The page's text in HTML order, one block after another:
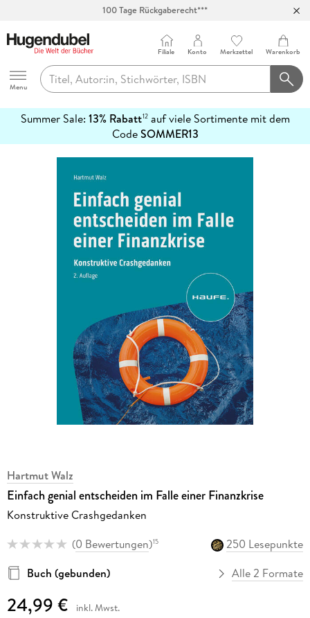
100 Tage Rückgaberecht***
Hugendubel
Menu
Filiale Konto Merkzettel Warenkorb
Summer Sale: 13% Rabatt12auf viele Sortimente mit dem
CodeSOMMER13
erfahren
Hartmut Walz
Einfach genial entscheiden im Falle einer Finanzkrise
Konstruktive Crashgedanken
(0 Bewertungen)15
250 Lesepunkte
Buch (gebunden)
Alle 2 Formate
24,99 € inkl. Mwst.